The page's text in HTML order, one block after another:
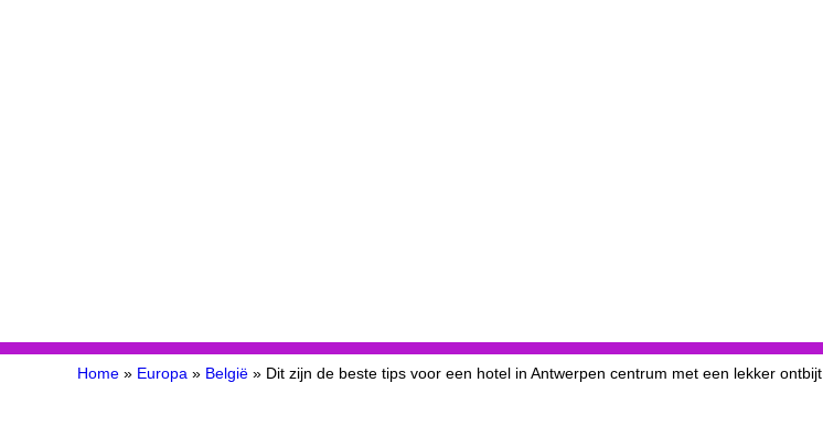
Home » Europa » België » Dit zijn de beste tips voor een hotel in Antwerpen centrum met een lekker ontbijt